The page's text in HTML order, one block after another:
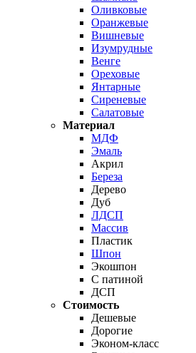
Оливковые
Оранжевые
Вишневые
Изумрудные
Венге
Ореховые
Янтарные
Сиреневые
Салатовые
Материал
МДФ
Эмаль
Акрил
Береза
Дерево
Дуб
ЛДСП
Массив
Пластик
Шпон
Экошпон
С патиной
ДСП
Стоимость
Дешевые
Дорогие
Эконом-класс